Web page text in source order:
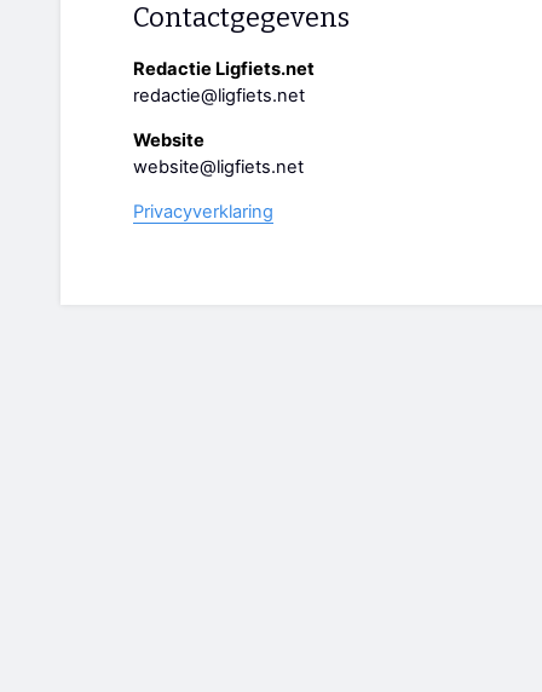
Contactgegevens
Redactie Ligfiets.net
redactie@ligfiets.net
Website
website@ligfiets.net
Privacyverklaring